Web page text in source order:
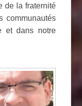
de la fraternité
communautés
et dans notre